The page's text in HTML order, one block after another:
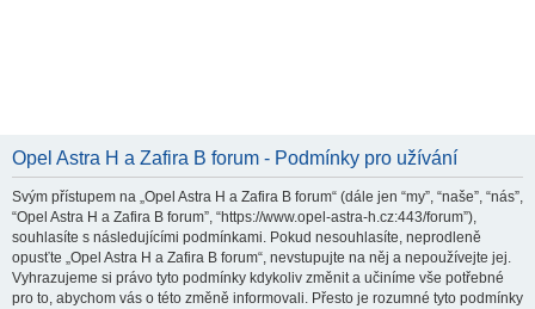
Opel Astra H a Zafira B forum - Podmínky pro užívání
Svým přístupem na „Opel Astra H a Zafira B forum“ (dále jen “my”, “naše”, “nás”,
“Opel Astra H a Zafira B forum”, “https://www.opel-astra-h.cz:443/forum”),
souhlasíte s následujícími podmínkami. Pokud nesouhlasíte, neprodleně
opusťte „Opel Astra H a Zafira B forum“, nevstupujte na něj a nepoužívejte jej.
Vyhrazujeme si právo tyto podmínky kdykoliv změnit a učiníme vše potřebné
pro to, abychom vás o této změně informovali. Přesto je rozumné tyto podmínky